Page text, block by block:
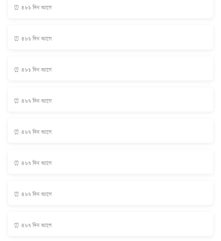
⏰ ৪৮১ দিন আগে
⏰ ৪৮১ দিন আগে
⏰ ৪৮১ দিন আগে
⏰ ৪৮২ দিন আগে
⏰ ৪৮২ দিন আগে
⏰ ৪৮২ দিন আগে
⏰ ৪৮২ দিন আগে
⏰ ৪৮২ দিন আগে